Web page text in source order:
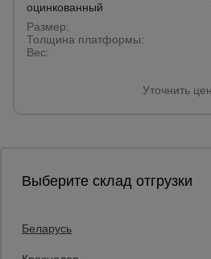
оцинкованный
Размер:
Толщина платформы:
Вес:
Уточнить
Выберите склад отгрузки
Беларусь